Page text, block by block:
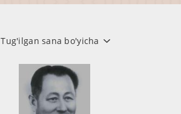
Tug'ilgan sana bo'yicha